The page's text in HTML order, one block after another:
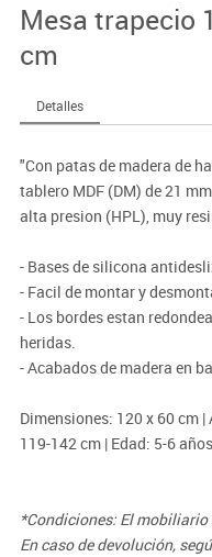
Mesa trapecio
cm
Detalles
"Con patas de madera de
tablero MDF (DM) de 21
alta presion (HPL), muy
- Bases de silicona
- Facil de montar y
- Los bordes estan
heridas.
- Acabados de madera en
Dimensiones: 120 x 60 cm
119-142 cm | Edad: 5-6
*Condiciones: El mobiliario
En caso de devolución,